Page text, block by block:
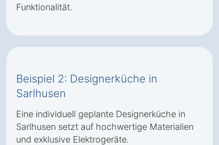
Funktionalität.
Beispiel 2: Designerküche in
Sarlhusen
Eine individuell geplante Designerküche in
Sarlhusen setzt auf hochwertige Materialien
und exklusive Elektrogeräte.